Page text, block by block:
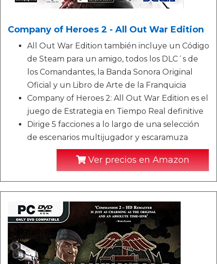
Company of Heroes 2 - All Out War Edition
All Out War Edition también incluye un Código
de Steam para un amigo, todos los DLC´s de
los Comandantes, la Banda Sonora Original
Oficial y un Libro de Arte de la Franquicia
Company of Heroes 2: All Out War Edition es el
juego de Estrategia en Tiempo Real definitive
Dirige 5 facciones a lo largo de una selección
de escenarios multijugador y escaramuza
Ver precios en Amazon